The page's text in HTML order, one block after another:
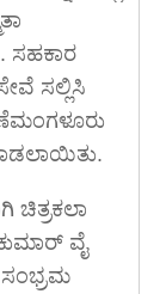
ಸಲ್ಲಿಸಿ
ಚಿತ್ರಕಲಾ
ವೈ
ಸಂಭ್ರಮ